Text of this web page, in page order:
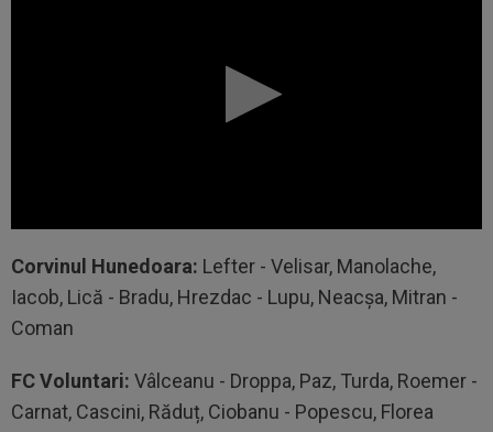
Corvinul Hunedoara: Lefter - Velisar, Manolache,
Iacob, Lică - Bradu, Hrezdac - Lupu, Neacșa, Mitran -
Coman
FC Voluntari: Vâlceanu - Droppa, Paz, Turda, Roemer -
Carnat, Cascini, Răduț, Ciobanu - Popescu, Florea